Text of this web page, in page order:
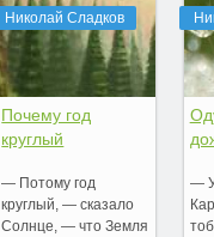
Николай Сладков
Почему год
круглый
— Потому год
круглый, — сказало
Солнце, — что Земля
—